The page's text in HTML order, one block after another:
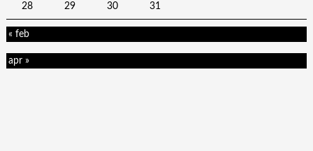
28 29 30 31
« feb
apr »